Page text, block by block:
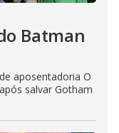
Batman
aposentadoria O
salvar Gotham